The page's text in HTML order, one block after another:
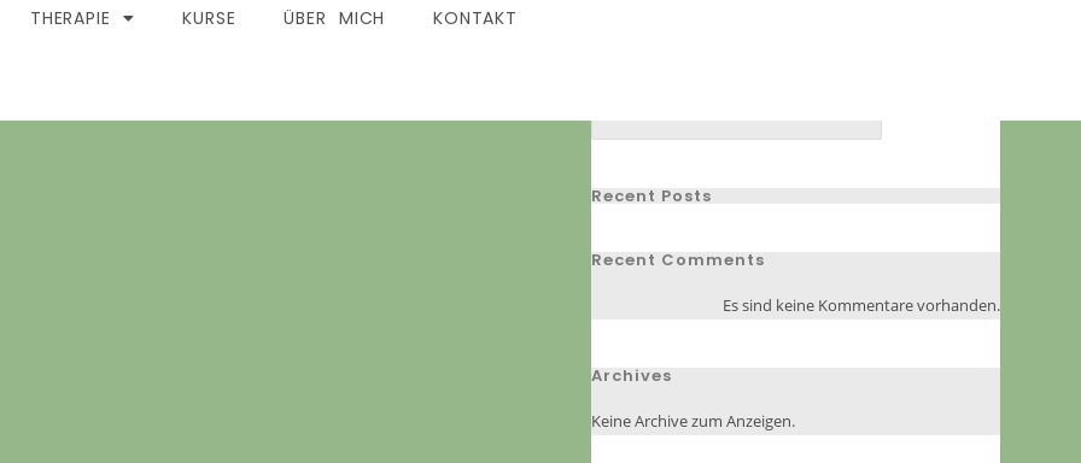
THERAPIE KURSE ÜBER MICH KONTAKT
Recent Posts
Recent Comments
Es sind keine Kommentare vorhanden.
Archives
Keine Archive zum Anzeigen.